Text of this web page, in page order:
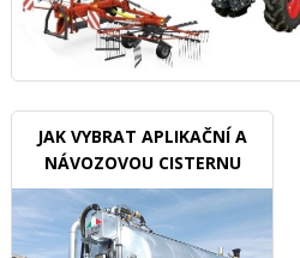
JAK VYBRAT APLIKAČNÍ A
NÁVOZOVOU CISTERNU